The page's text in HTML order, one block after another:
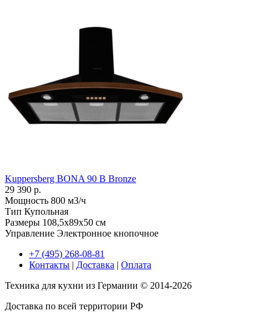
Kuppersberg BONA 90 B Bronze
29 390 р.
Мощность 800 м3/ч
Тип Купольная
Размеры 108,5х89х50 см
Управление Электронное кнопочное
+7 (495) 268-08-81
Контакты | Доставка | Оплата
Техника для кухни из Германии © 2014-2026
Доставка по всей территории РФ